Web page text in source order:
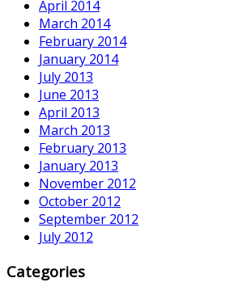
April 2014
March 2014
February 2014
January 2014
July 2013
June 2013
April 2013
March 2013
February 2013
January 2013
November 2012
October 2012
September 2012
July 2012
Categories